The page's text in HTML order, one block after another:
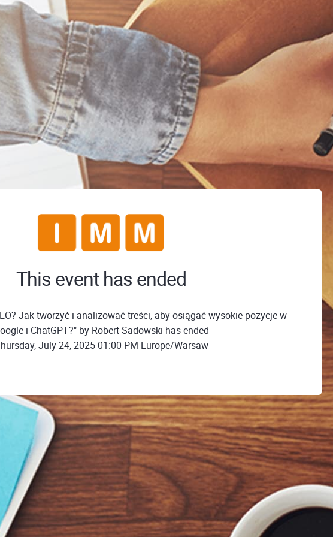
This event has ended
Jak tworzyć i analizować treści, aby osiągać wysokie pozycje w
i ChatGPT?" by Robert Sadowski has ended
July 24, 2025 01:00 PM Europe/Warsaw